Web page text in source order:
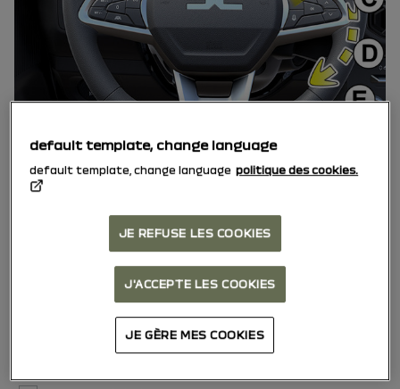
Első ablaktörlő
kapcsolókart
1
a kormánykerék körül (a
járműtől függően):
Egyszeri páramentesítés funkció.
default template, change language
default template, change language politique des cookies.
JE REFUSE LES COOKIES
J'ACCEPTE LES COOKIES
JE GÈRE MES COOKIES